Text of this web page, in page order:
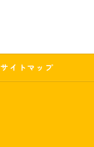
サイトマップ